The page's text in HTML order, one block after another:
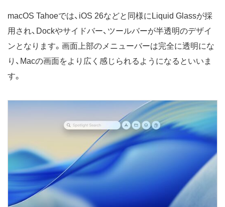
macOS Tahoeでは、iOS 26などと同様にLiquid Glassが採
用され、Dockやサイドバー、ツールバーが半透明のデザイ
ンとなります。画面上部のメニューバーは完全に透明にな
り、Macの画面をより広く感じられるようになるといいま
す。